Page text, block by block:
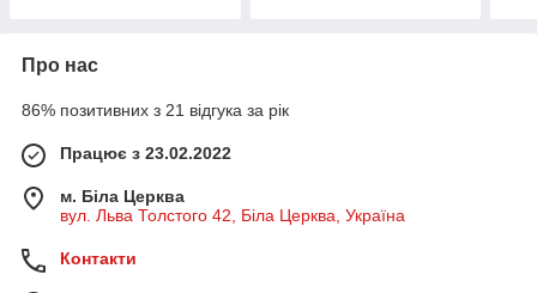
Про нас
86% позитивних з 21 відгука за рік
Працює з 23.02.2022
м. Біла Церква
вул. Льва Толстого 42, Біла Церква, Україна
Контакти